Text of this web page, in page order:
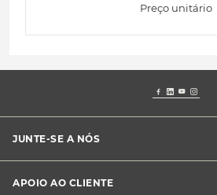
Preço unitário
JUNTE-SE A NÓS
Franchising Midas
APOIO AO CLIENTE